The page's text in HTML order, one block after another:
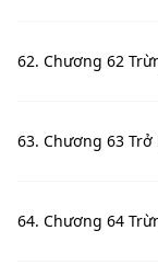
62. Chương 62
63. Chương 63
64. Chương 64